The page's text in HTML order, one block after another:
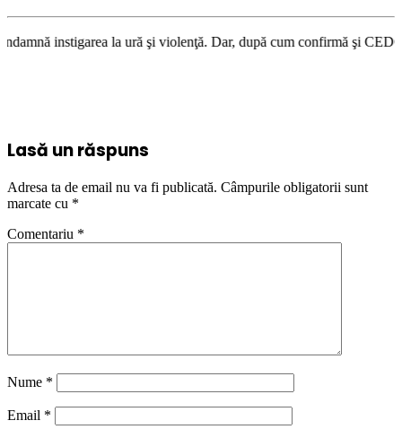
la ură şi violenţă. Dar, după cum confirmă şi CEDO în cazul
Lasă un răspuns
Adresa ta de email nu va fi publicată. Câmpurile obligatorii sunt
marcate cu *
Comentariu *
Nume *
Email *